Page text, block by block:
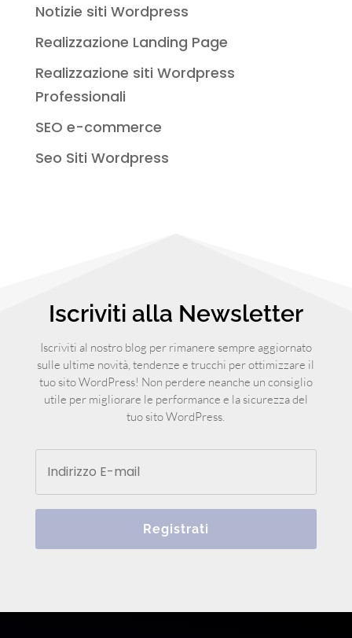
Notizie siti Wordpress
Realizzazione Landing Page
Realizzazione siti Wordpress
Professionali
SEO e-commerce
Seo Siti Wordpress
Iscriviti alla Newsletter
Iscriviti al nostro blog per rimanere sempre aggiornato
sulle ultime novità, tendenze e trucchi per ottimizzare il
tuo sito WordPress! Non perdere neanche un consiglio
utile per migliorare le performance e la sicurezza del
tuo sito WordPress.
Registrati